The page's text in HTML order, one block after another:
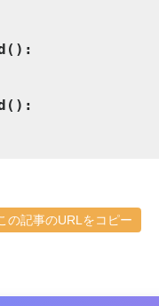
の記事のURLをコピー